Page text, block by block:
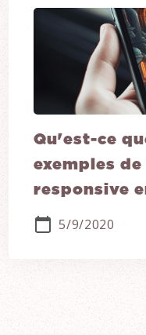
Qu'est-ce
exemples
responsive
5/9/2020